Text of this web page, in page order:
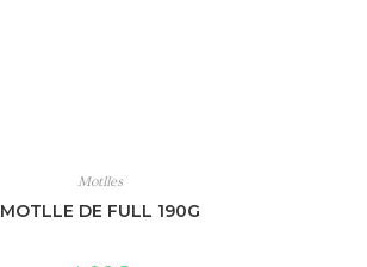
Motlles
MOTLLE DE FULL 190G